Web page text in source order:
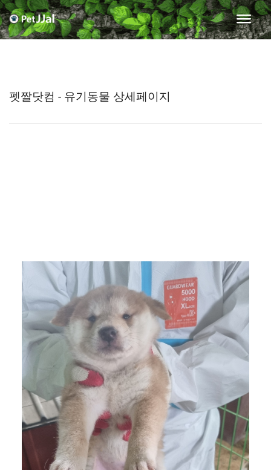
펫짤닷컴 - 유기동물 상세페이지